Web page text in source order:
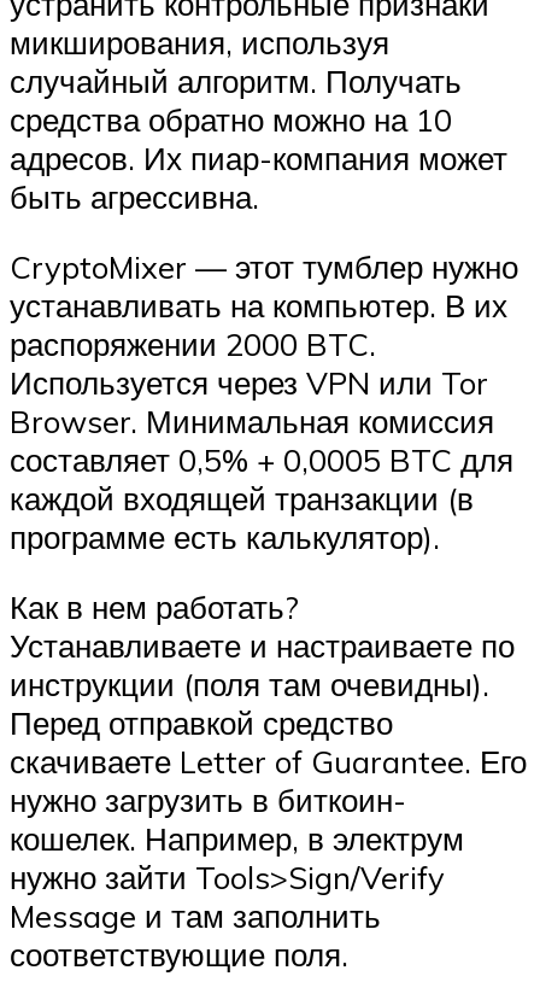
микширования, используя
случайный алгоритм. Получать
средства обратно можно на 10
адресов. Их пиар-компания может
быть агрессивна.
CryptoMixer — этот тумблер нужно
устанавливать на компьютер. В их
распоряжении 2000 BTC.
Используется через VPN или Tor
Browser. Минимальная комиссия
составляет 0,5% + 0,0005 BTC для
каждой входящей транзакции (в
программе есть калькулятор).
Как в нем работать?
Устанавливаете и настраиваете по
инструкции (поля там очевидны).
Перед отправкой средство
скачиваете Letter of Guarantee. Его
нужно загрузить в биткоин-
кошелек. Например, в электрум
нужно зайти Tools>Sign/Verify
Message и там заполнить
соответствующие поля.